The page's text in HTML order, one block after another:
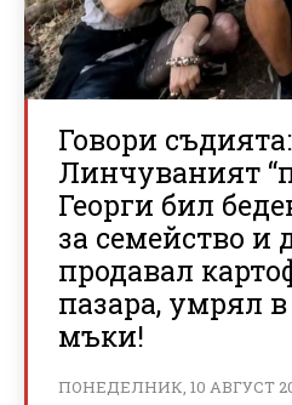
Говори съдията:
Линчуваният
Георги бил
за семейство и
продавал
пазара, умрял
мъки!
ПОНЕДЕЛНИК, 10 АВГУСТ